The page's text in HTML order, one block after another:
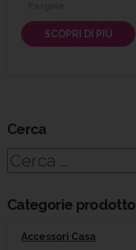
SCOPRI DI PIÙ
Cerca
Ricerca
Categorie prodotto
Accessori Casa